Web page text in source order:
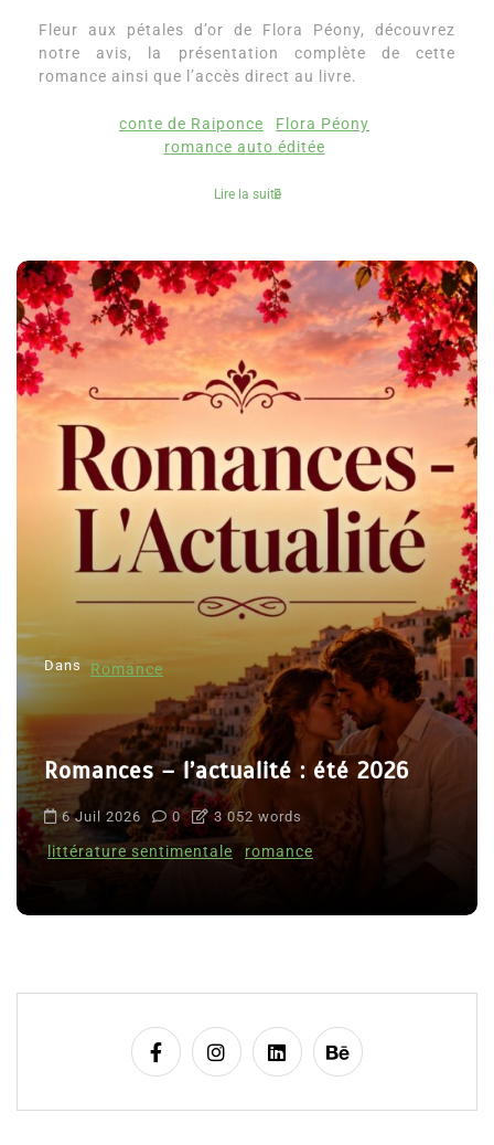
Fleur aux pétales d’or de Flora Péony, découvrez
notre avis, la présentation complète de cette
romance ainsi que l’accès direct au livre.
conte de Raiponce
Flora Péony
romance auto éditée
Lire la suite
Dans Romance
Romances – l’actualité : été 2026
6 Juil 2026 0 3 052 words
littérature sentimentale romance